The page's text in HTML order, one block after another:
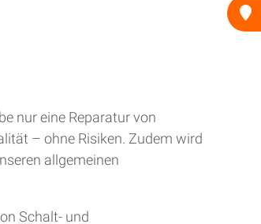
nur eine Reparatur von
– ohne Risiken. Zudem wird
allgemeinen
Schalt- und